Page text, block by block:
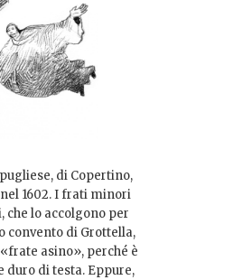
di Copertino,
1602. I frati minori
che lo accolgono per
convento di Grottella,
asino», perché è
duro di testa. Eppure,